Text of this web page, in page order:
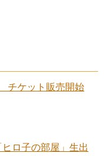
ケット販売開始
ロ子の部屋」生出